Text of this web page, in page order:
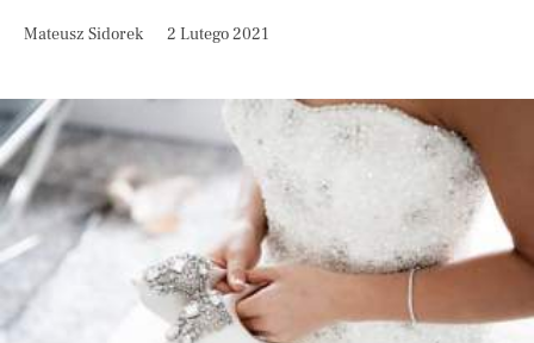
Mateusz Sidorek 2 Lutego 2021